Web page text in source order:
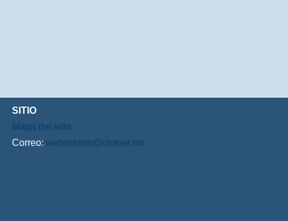
SITIO
Mapa del sitio
Correo: webmaster@cicese.mx